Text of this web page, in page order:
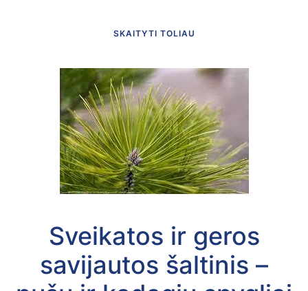
SKAITYTI TOLIAU
Sveikatos ir geros
savijautos šaltinis –